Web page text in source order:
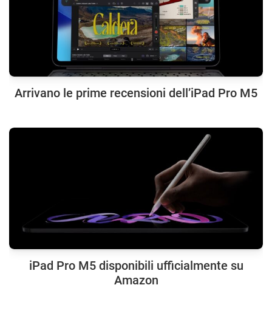
Arrivano le prime recensioni dell’iPad Pro M5
iPad Pro M5 disponibili ufficialmente su
Amazon